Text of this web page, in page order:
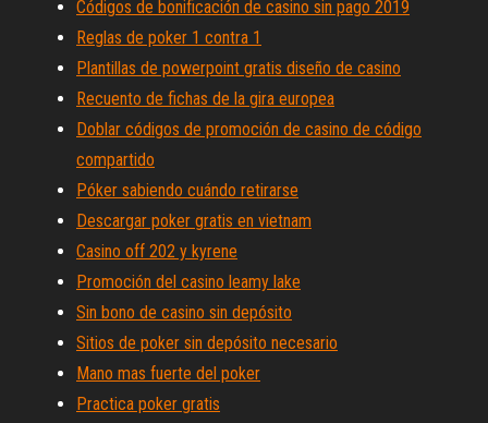
Códigos de bonificación de casino sin pago 2019
Reglas de poker 1 contra 1
Plantillas de powerpoint gratis diseño de casino
Recuento de fichas de la gira europea
Doblar códigos de promoción de casino de código
compartido
Póker sabiendo cuándo retirarse
Descargar poker gratis en vietnam
Casino off 202 y kyrene
Promoción del casino leamy lake
Sin bono de casino sin depósito
Sitios de poker sin depósito necesario
Mano mas fuerte del poker
Practica poker gratis